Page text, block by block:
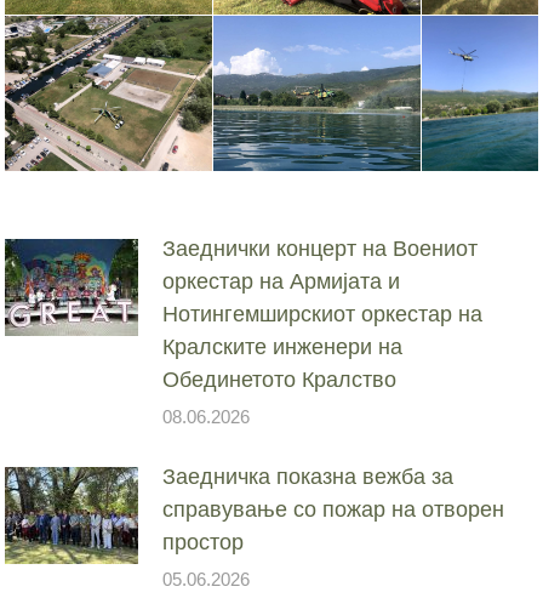
Заеднички концерт на Воениот
оркестар на Армијата и
Нотингемширскиот оркестар на
Кралските инженери на
Обединетото Кралство
08.06.2026
Заедничка показна вежба за
справување со пожар на отворен
простор
05.06.2026